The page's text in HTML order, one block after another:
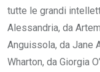
tutte le grandi
Alessandria, da
Anguissola, da Jane
Wharton, da Giorgia